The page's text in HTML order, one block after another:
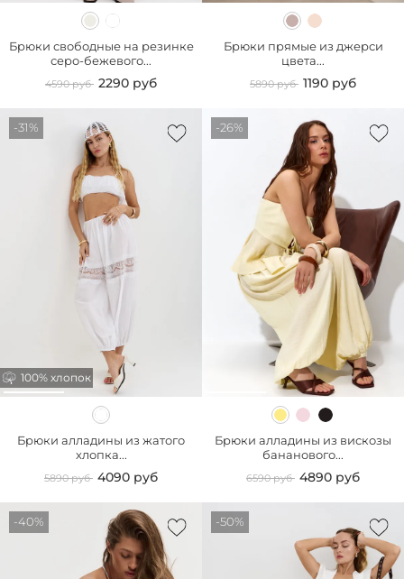
Брюки свободные на резинке
серо-бежевого...
4590 руб 2290 руб
Брюки прямые из джерси
цвета...
5890 руб 1190 руб
-31%
100% хлопок
Брюки алладины из жатого
хлопка...
5890 руб 4090 руб
-26%
Брюки алладины из вискозы
бананового...
6590 руб 4890 руб
-40% -50%